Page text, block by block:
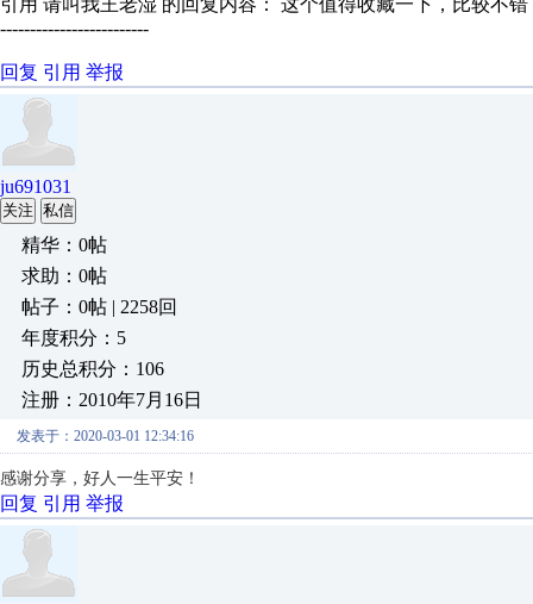
引用 请叫我王老湿 的回复内容： 这个值得收藏一下，比较不
-------------------------
回复 引用 举报
ju691031
关注 私信
精华：0帖
求助：0帖
帖子：0帖 | 2258回
年度积分：5
历史总积分：106
注册：2010年7月16日
发表于：2020-03-01 12:34:16
感谢分享，好人一生平安！
回复 引用 举报